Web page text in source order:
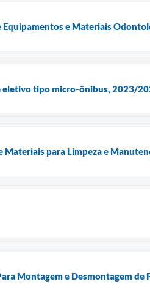
Equipamentos e Materiais
eletivo tipo micro-ônibus, 2023/
Materiais para Limpeza e
Montagem e Desmontagem de